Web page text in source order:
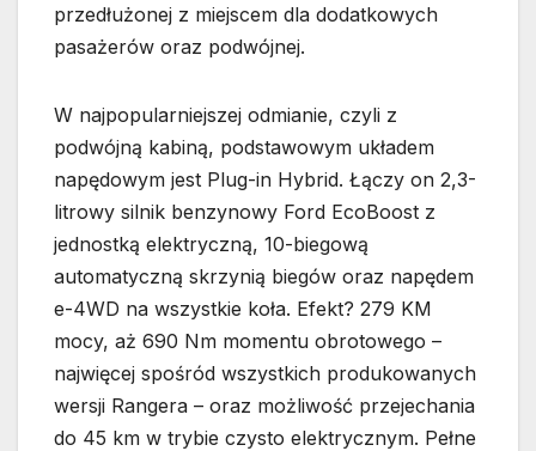
przedłużonej z miejscem dla dodatkowych
pasażerów oraz podwójnej.
W najpopularniejszej odmianie, czyli z
podwójną kabiną, podstawowym układem
napędowym jest Plug-in Hybrid. Łączy on 2,3-
litrowy silnik benzynowy Ford EcoBoost z
jednostką elektryczną, 10-biegową
automatyczną skrzynią biegów oraz napędem
e-4WD na wszystkie koła. Efekt? 279 KM
mocy, aż 690 Nm momentu obrotowego –
najwięcej spośród wszystkich produkowanych
wersji Rangera – oraz możliwość przejechania
do 45 km w trybie czysto elektrycznym. Pełne